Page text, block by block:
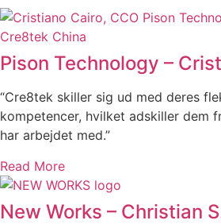
Pison Technology –
“Cre8tek skiller sig ud med deres
kompetencer, hvilket adskiller dem
har arbejdet med.”
Read More
New Works – Christian